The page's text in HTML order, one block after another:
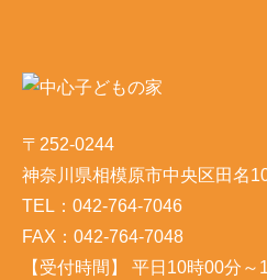
〒252-0244
神奈川県相模原市中央区田名
TEL：042-764-7046
FAX：042-764-7048
【受付時間】 平日10時00分